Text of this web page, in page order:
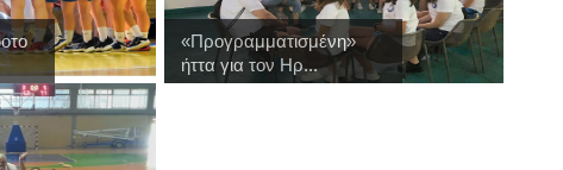
«Προγραμματισμένη»
ήττα για τον Ηρ...